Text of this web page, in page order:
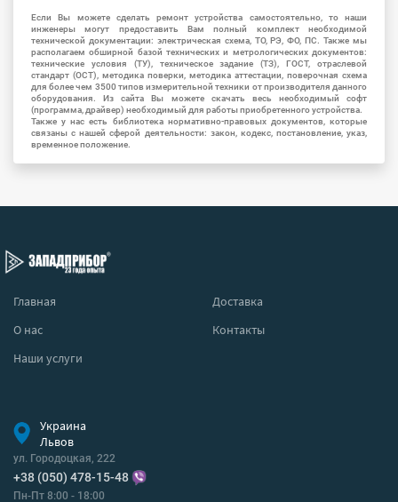
Если Вы можете сделать ремонт устройства самостоятельно, то наши
инженеры могут предоставить Вам полный комплект необходимой
технической документации: электрическая схема, ТО, РЭ, ФО, ПС. Также мы
располагаем обширной базой технических и метрологических документов:
технические условия (ТУ), техническое задание (ТЗ), ГОСТ, отраслевой
стандарт (ОСТ), методика поверки, методика аттестации, поверочная схема
для более чем 3500 типов измерительной техники от производителя данного
оборудования. Из сайта Вы можете скачать весь необходимый софт
(программа, драйвер) необходимый для работы приобретенного устройства.
Также у нас есть библиотека нормативно-правовых документов, которые
связаны с нашей сферой деятельности: закон, кодекс, постановление, указ,
временное положение.
Главная
Доставка
О нас
Контакты
Наши услуги
Украина
Львов
ул. Городоцкая, 222
+38 (050) 478-15-48
Пн-Пт 8:00 - 18:00